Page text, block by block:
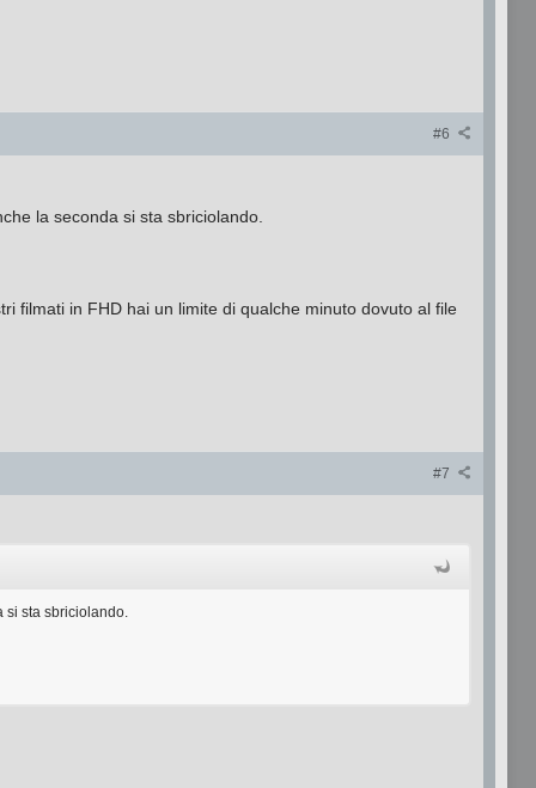
#6
la seconda si sta sbriciolando.
filmati in FHD hai un limite di qualche minuto dovuto al file
#7
si sta sbriciolando.